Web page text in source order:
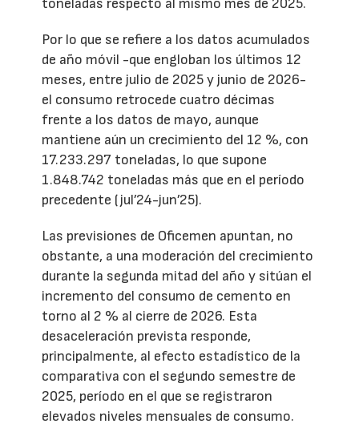
toneladas respecto al mismo mes de 2025.
Por lo que se refiere a los datos acumulados
de año móvil -que engloban los últimos 12
meses, entre julio de 2025 y junio de 2026-
el consumo retrocede cuatro décimas
frente a los datos de mayo, aunque
mantiene aún un crecimiento del 12 %, con
17.233.297 toneladas, lo que supone
1.848.742 toneladas más que en el período
precedente (jul’24-jun’25).
Las previsiones de Oficemen apuntan, no
obstante, a una moderación del crecimiento
durante la segunda mitad del año y sitúan el
incremento del consumo de cemento en
torno al 2 % al cierre de 2026. Esta
desaceleración prevista responde,
principalmente, al efecto estadístico de la
comparativa con el segundo semestre de
2025, período en el que se registraron
elevados niveles mensuales de consumo.